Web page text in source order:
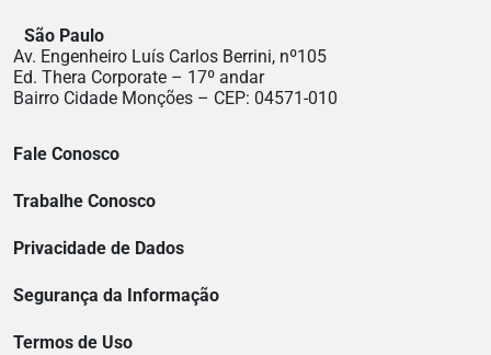
São Paulo
Av. Engenheiro Luís Carlos Berrini, nº105
Ed. Thera Corporate – 17º andar
Bairro Cidade Monções – CEP: 04571-010
Fale Conosco
Trabalhe Conosco
Privacidade de Dados
Segurança da Informação
Termos de Uso